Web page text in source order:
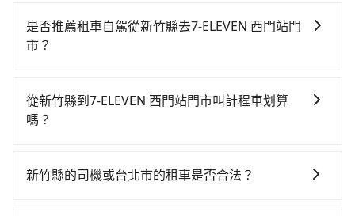
貴、費時、轉車麻煩，且難叫計程車前往高鐵站！從最
早06:36一直到23:27，新竹-台北一天最多有63班次高鐵
高鐵站後，步行進站、現場購票並於月台排隊的時間約
15分鐘，再乘坐31~36分鐘（平均34分）的高鐵從新竹
一段路或者搭乘公車抵達最終的目的地。全程加上轉車
是否推薦租車自駕從新竹縣去7-ELEVEN 西門站門
市？
時不需要閉目養神（因為要自己開車），最重要的是你
當天就要來回，那在新竹路邊可隨租隨借的iRent應該是
縣（關西鎮）到7-ELEVEN 西門站門市的花費預估為
從新竹縣到7-ELEVEN 西門站門市叫計程車划算
嗎？
灣大車隊、Uber、Line Taxi、Yoxi等。依照里程跳錶計
新竹縣的司機或台北市的租車是否合法？